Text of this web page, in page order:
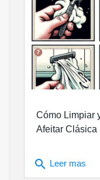
Cómo Limpiar
Afeitar Clásica
search Leer mas